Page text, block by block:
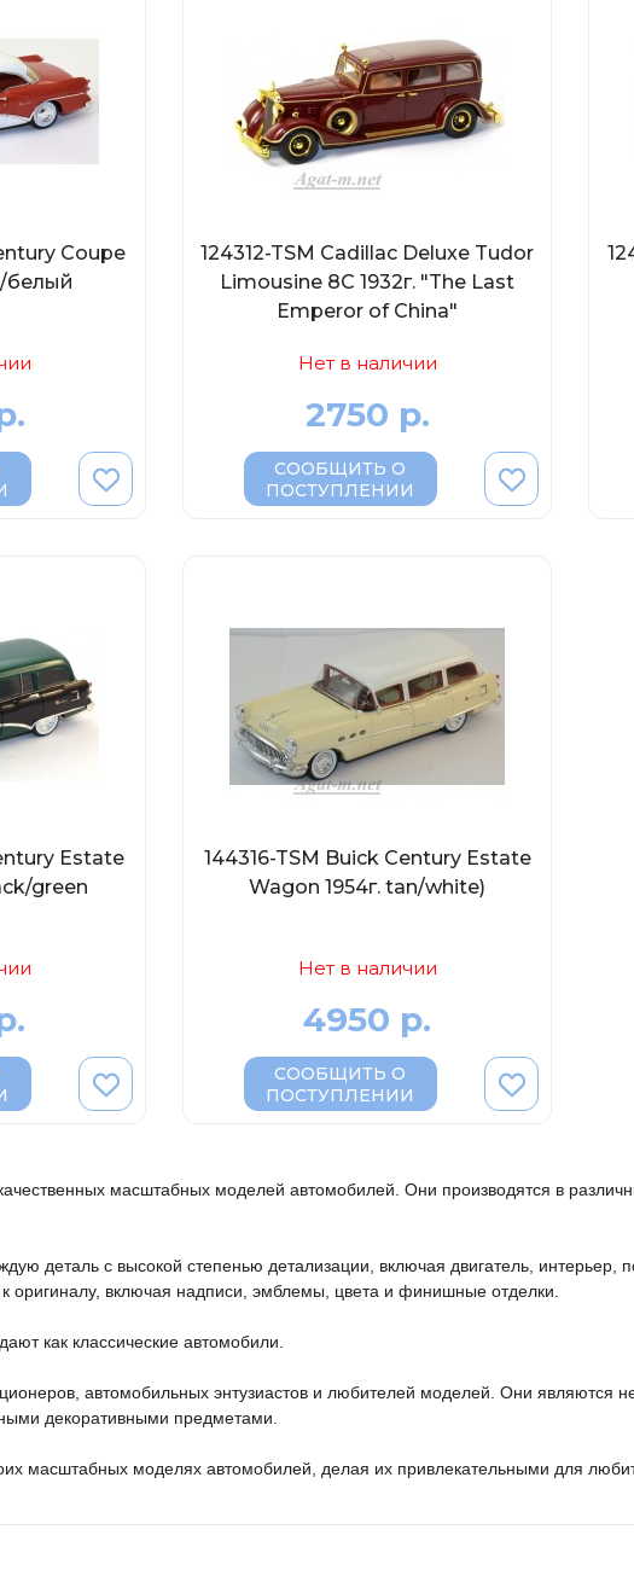
Coupe
белый
124312-TSM Cadillac Deluxe Tudor
Limousine 8C 1932г. "The Last
Emperor of China"
Нет в наличии
2750 р.
СООБЩИТЬ О
ПОСТУПЛЕНИИ
Estate
green
144316-TSM Buick Century Estate
Wagon 1954г. tan/white)
Нет в наличии
4950 р.
СООБЩИТЬ О
ПОСТУПЛЕНИИ
масштабных моделей автомобилей. Они производятся в
деталь с высокой степенью детализации, включая двигатель, интерьер,
включая надписи, эмблемы, цвета и финишные отделки.
как классические автомобили.
автомобильных энтузиастов и любителей моделей. Они являются
декоративными предметами.
масштабных моделях автомобилей, делая их привлекательными для